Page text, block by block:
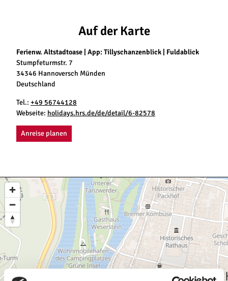
Auf der Karte
Ferienw. Altstadtoase | App: Tillyschanzenblick | Fuldablick
Stumpfeturmstr. 7
34346 Hannoversch Münden
Deutschland
Tel.: +49 56744128
Webseite: holidays.hrs.de/de/detail/6-82578
Anreise planen